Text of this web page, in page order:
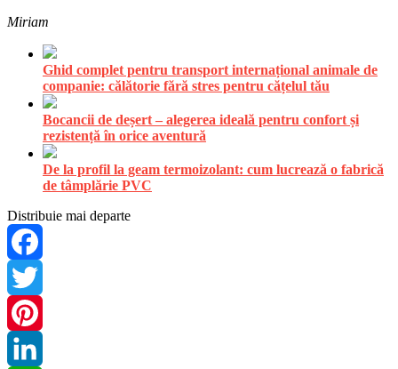
Miriam
Ghid complet pentru transport internațional animale de
companie: călătorie fără stres pentru cățelul tău
Bocancii de deșert – alegerea ideală pentru confort și
rezistență în orice aventură
De la profil la geam termoizolant: cum lucrează o fabrică
de tâmplărie PVC
Distribuie mai departe
Facebook
Twitter
Pinterest